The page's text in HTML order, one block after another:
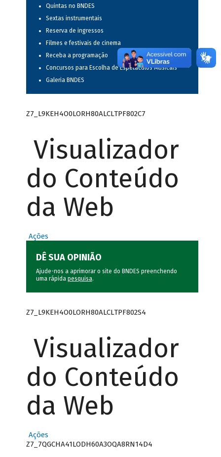
Quintas no BNDES
Sextas instrumentais
Reserva de ingressos
Filmes e festivais de cinema
Receba a programação
Concursos para Escolha de Espetáculos Musicais
Galeria BNDES
Z7_L9KEH4O0LORH80ALCLTPF802C7
Visualizador
do Conteúdo
da Web
Ações
DÊ SUA OPINIÃO
Ajude-nos a aprimorar o site do BNDES preenchendo
uma rápida pesquisa.
Z7_L9KEH4O0LORH80ALCLTPF802S4
Visualizador
do Conteúdo
da Web
Ações
Z7_7QGCHA41LODH60A3OQA8RN14D4